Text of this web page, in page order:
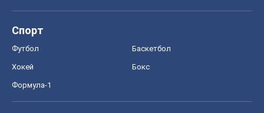
Спорт
Футбол Баскетбол
Хокей Бокс
Формула-1